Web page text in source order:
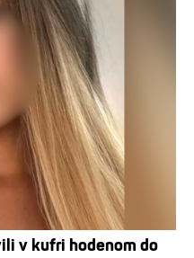
v kufri hodenom do